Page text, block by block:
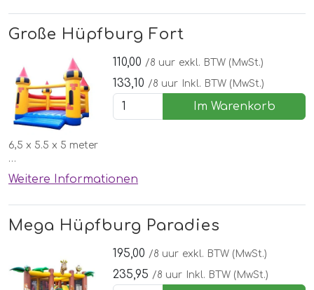
Große Hüpfburg Fort
110,00 /8 uur exkl. BTW (MwSt.)
133,10 /8 uur Inkl. BTW (MwSt.)
Im Warenkorb
6,5 x 5.5 x 5 meter
✅Kostenlose lieferung, aufbau und abbau in Nordhorn
🌞Schönen Wettergarantie
Weitere Informationen
Mega Hüpfburg Paradies
195,00 /8 uur exkl. BTW (MwSt.)
235,95 /8 uur Inkl. BTW (MwSt.)